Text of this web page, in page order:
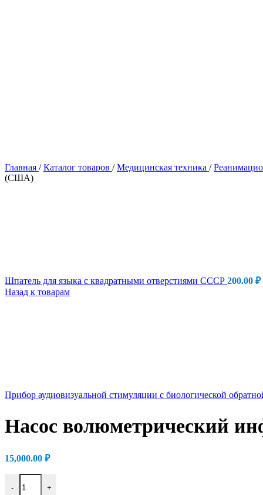
Главная / Каталог товаров / Медицинская техника /
(США)
Шпатель для языка с квадратными отверстиями СССР 200.00 ₽
Назад к товарам
Прибор аудиовизуальной стимуляции с биологической
Насос волюметрический
15,000.00 ₽
-
Количество товара Насос волюметрический инфузионный
+